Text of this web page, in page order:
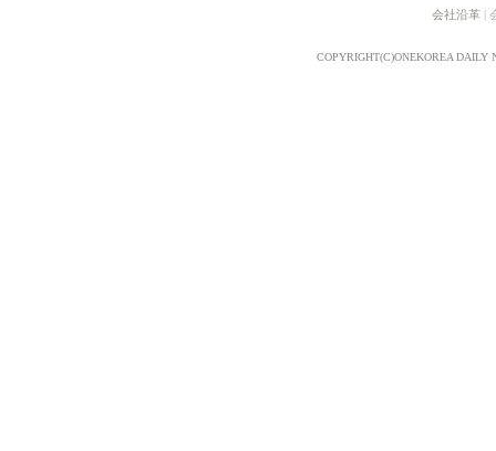
会社沿革 |
COPYRIGHT(C)ONEKOREA DAILY